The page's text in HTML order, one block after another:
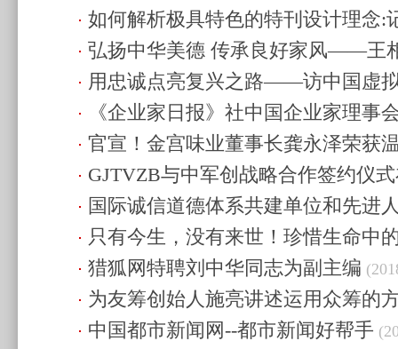
长刘园英谈红茶(2020.07.29 02:11)
如何解析极具特色的特刊设计理念:
划人王琨杰(2019.12.01 21:41)
弘扬中华美德 传承良好家风——王
(2019.11.12 23:56)
用忠诚点亮复兴之路——访中国虚
(2019.10.29 22:21)
《企业家日报》社中国企业家理事
官宣！金宫味业董事长龚永泽荣获
(2019.01.02 00:44)
GJTVZB与中军创战略合作签约仪
14:24)
国际诚信道德体系共建单位和先进
誉公示(2018.11.09 00:32)
只有今生，没有来世！珍惜生命中
(2018.11.01 22:50)
猎狐网特聘刘中华同志为副主编
为友筹创始人施亮讲述运用众筹的
举办万人演讲 (2018.08.29 23:26)
中国都市新闻网--都市新闻好帮手